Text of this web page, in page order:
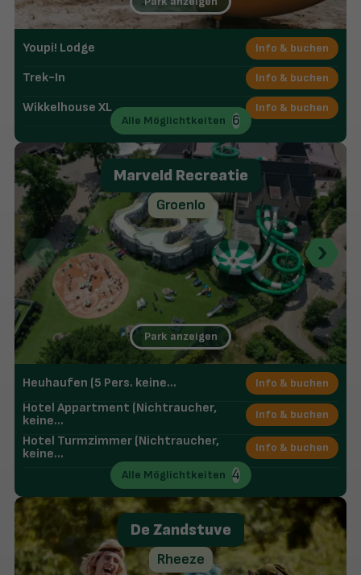
Badesee(14)
Giga Konijnenhol - Indoorspielplatz
Vielseitiges Spa- & Wellnessangebot
Youpi! Lodge Info & buchen
Trek-In Info & buchen
Wikkelhouse XL Info & buchen
Wikkelhouse Duo Info & buchen
Alle Möglichtkeiten 6
Marveld Recreatie
Groenlo
5-Sterne Bungalowpark, Campingplatz und Hotel
Unzählige Wasserattraktionen:
Viele Rutschen,
Subtropisches Spaßbad, mehrere Außenpools,
Wildwasserrutsche und Spray Park
Neu:XL-Stellplätze, gepflastert & mit Privatsanitär
Park anzeigen
Heuhaufen (5 Pers. keine… Info & buchen
Hotel Appartment (Nichtraucher,
keine…
Info & buchen
Hotel Turmzimmer (Nichtraucher,
keine…
Info & buchen
HB50 (Hotel Bungalow, Nichtraucher,
Alle Möglichtkeiten 4
De Zandstuve
Rheeze